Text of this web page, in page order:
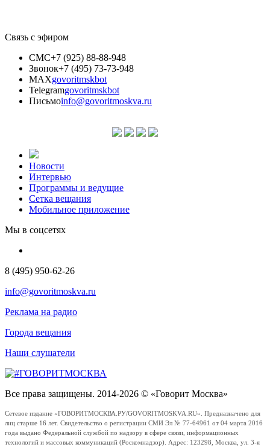
Связь с эфиром
СМС+7 (925) 88-88-948
Звонок+7 (495) 73-73-948
MAXgovoritmskbot
Telegramgovoritmskbot
Письмоinfo@govoritmoskva.ru
Новости
Интервью
Программы и ведущие
Сетка вещания
Мобильное приложение
Мы в соцсетях
8 (495) 950-62-26
info@govoritmoskva.ru
Реклама на радио
Города вещания
Наши слушатели
Все права защищены. 2014-2026 © «Говорит Москва»
Сетевое издание «ГОВОРИТМОСКВА.РУ/GOVORITMOSKVA.RU». Предназначено для
лиц старше 16 лет. Свидетельство о регистрации СМИ Эл № 77-64961 от 04 марта 2016
года выдано Федеральной службой по надзору в сфере связи, информационных
технологий и массовых коммуникаций (Роскомнадзор). Адрес: 123298, Москва, ул. 3-я